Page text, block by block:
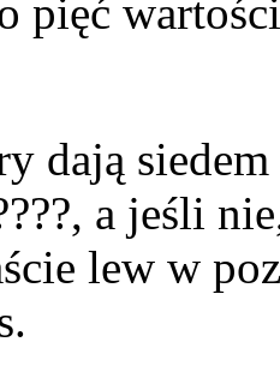
pięć
dają
a jeśli
lew w